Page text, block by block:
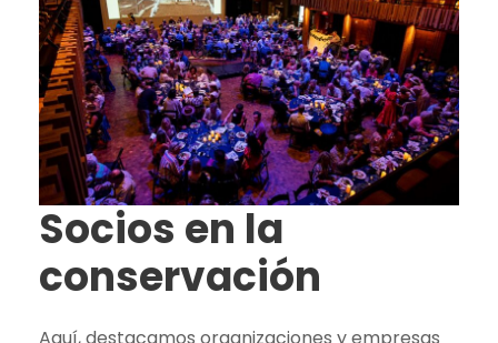
Socios en la
conservación